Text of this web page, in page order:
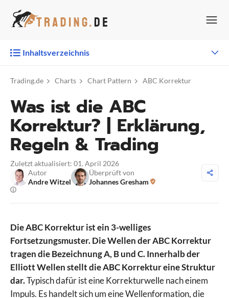
Inhalt
Inhaltsverzeichnis
Trading.de Charts Chart Pattern ABC Korrektur
Was ist die ABC
Korrektur? | Erklärung,
Regeln & Trading
Zuletzt aktualisiert: 01. April 2026
Autor
Andre Witzel
Überprüft von
Johannes Gresham
Die ABC Korrektur ist ein 3-welliges
Fortsetzungsmuster. Die Wellen der ABC Korrektur
tragen die Bezeichnung A, B und C. Innerhalb der
Elliott Wellen stellt die ABC Korrektur eine Struktur
dar.Typisch dafür ist eine Korrekturwelle nach einem
Impuls. Es handelt sich um eine Wellenformation, die